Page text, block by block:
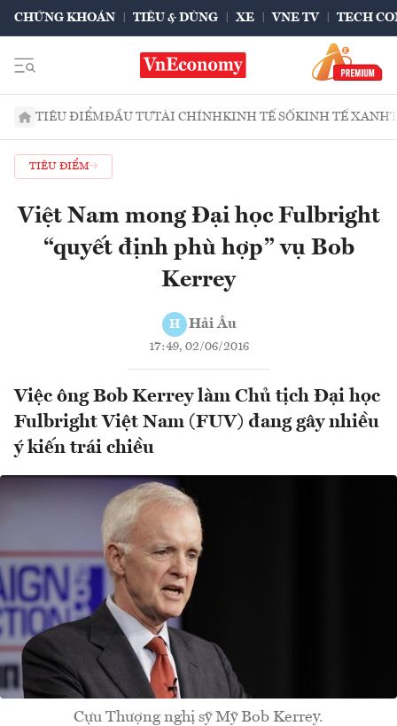
CHỨNG KHOÁN TIÊU & DÙNG XE VNE TV TECH
TIÊU ĐIỂMĐẦU TƯTÀI CHÍNHKINH TẾ SỐKINH TẾ XANH
TIÊU ĐIỂM
Việt Nam mong Đại học Fulbright
“quyết định phù hợp” vụ Bob
Kerrey
H Hải Âu
17:49, 02/06/2016
Việc ông Bob Kerrey làm Chủ tịch Đại học
Fulbright Việt Nam (FUV) đang gây nhiều
ý kiến trái chiều
Cựu Thượng nghị sỹ Mỹ Bob Kerrey.